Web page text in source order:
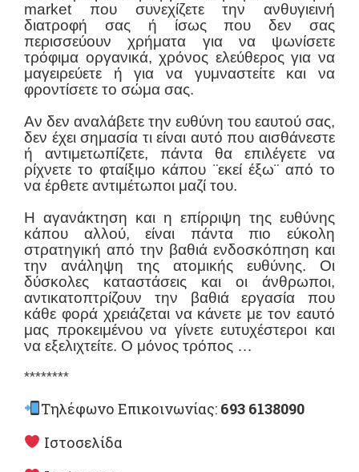
market που συνεχίζετε την ανθυγιεινή
διατροφή σας ή ίσως που δεν σας
περισσεύουν χρήματα για να ψωνίσετε
τρόφιμα οργανικά, χρόνος ελεύθερος για να
μαγειρεύετε ή για να γυμναστείτε και να
φροντίσετε το σώμα σας.
Αν δεν αναλάβετε την ευθύνη του εαυτού σας,
δεν έχει σημασία τι είναι αυτό που αισθάνεστε
ή αντιμετωπίζετε, πάντα θα επιλέγετε να
ρίχνετε το φταίξιμο κάπου ¨εκεί έξω¨ από το
να έρθετε αντιμέτωποι μαζί του.
Η αγανάκτηση και η επίρριψη της ευθύνης
κάπου αλλού, είναι πάντα πιο εύκολη
στρατηγική από την βαθιά ενδοσκόπηση και
την ανάληψη της ατομικής ευθύνης. Οι
δύσκολες καταστάσεις και οι άνθρωποι,
αντικατοπτρίζουν την βαθιά εργασία που
κάθε φορά χρειάζεται να κάνετε με τον εαυτό
μας προκειμένου να γίνετε ευτυχέστεροι και
να εξελιχτείτε. Ο μόνος τρόπος …
********
Τηλέφωνο Επικοινωνίας: 693 6138090
Ιστοσελίδα